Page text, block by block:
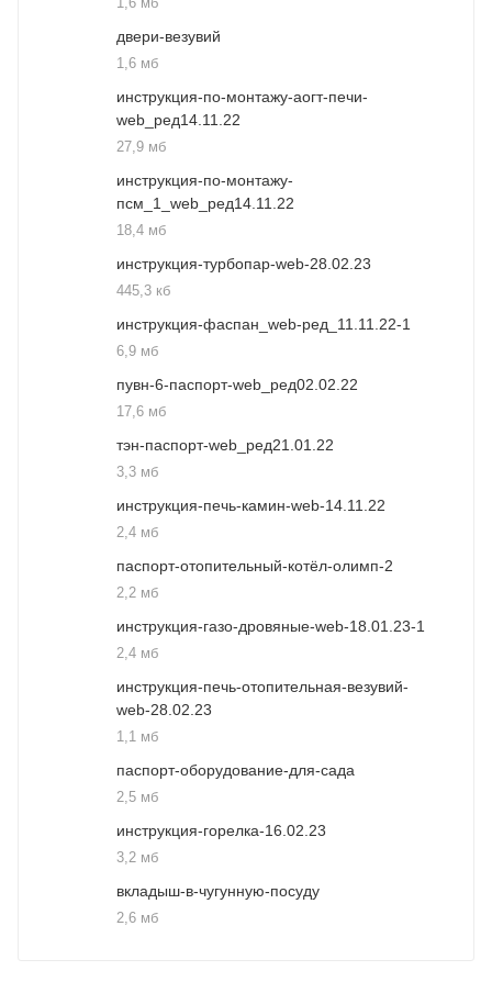
двери-везувий
1,6 мб
инструкция-по-монтажу-аогт-печи-
web_ред14.11.22
27,9 мб
инструкция-по-монтажу-
псм_1_web_ред14.11.22
18,4 мб
инструкция-турбопар-web-28.02.23
445,3 кб
инструкция-фаспан_web-ред_11.11.22-1
6,9 мб
пувн-6-паспорт-web_ред02.02.22
17,6 мб
тэн-паспорт-web_ред21.01.22
3,3 мб
инструкция-печь-камин-web-14.11.22
2,4 мб
паспорт-отопительный-котёл-олимп-2
2,2 мб
инструкция-газо-дровяные-web-18.01.23-1
2,4 мб
инструкция-печь-отопительная-везувий-
web-28.02.23
1,1 мб
паспорт-оборудование-для-сада
2,5 мб
инструкция-горелка-16.02.23
3,2 мб
вкладыш-в-чугунную-посуду
2,6 мб